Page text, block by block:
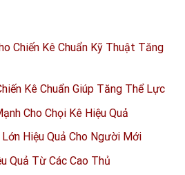
Chiến Kê Chuẩn Kỹ Thuật Tăng
Kê Chuẩn Giúp Tăng Thể Lực
Cho Chọi Kê Hiệu Quả
Hiệu Quả Cho Người Mới
Quả Từ Các Cao Thủ